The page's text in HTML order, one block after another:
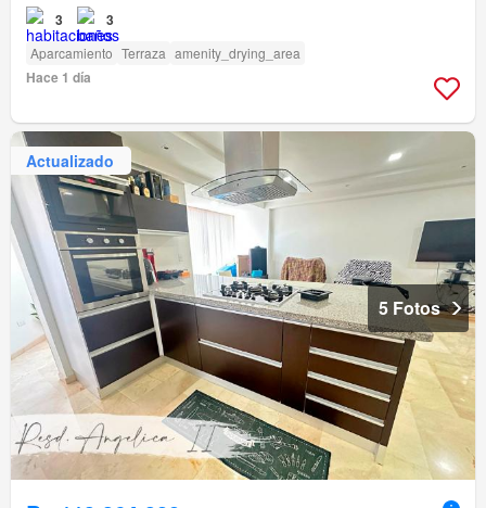
3 3
Aparcamiento Terraza amenity_drying_area
Hace 1 día
Actualizado
5 Fotos